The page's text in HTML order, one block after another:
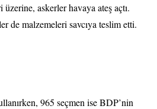
askerler havaya ateş açtı.
de malzemeleri savcıya teslim etti.
965 seçmen ise BDP’nin